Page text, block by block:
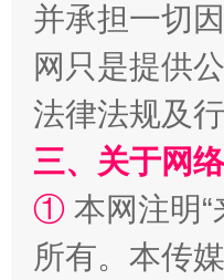
阿坝州三大球赛
并承担一切
网只是提供
法律法规及
三、关于网
① 本网注明
所有。本传